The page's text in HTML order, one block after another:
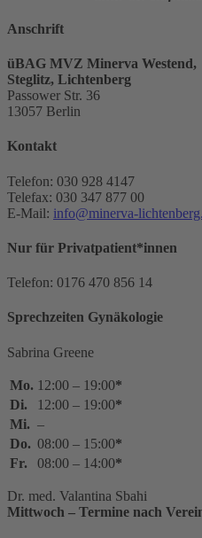
Anschrift
üBAG MVZ Minerva Westend,
Steglitz, Lichtenberg
Passower Str. 36
13057 Berlin
Kontakt
Telefon: 030 928 4147
Telefax: 030 347 877 00
E-Mail: info@minerva-
Nur für Privatpatient*innen
Telefon: 0176 470 856 14
Sprechzeiten Gynäkologie
Sabrina Greene
Mo. 12:00 – 19:00*
Di.
12:00 – 19:00*
Mi. –
Do. 08:00 – 15:00*
Fr.
08:00 – 14:00*
Dr. med. Valantina Sbahi
Mittwoch – Termine nach